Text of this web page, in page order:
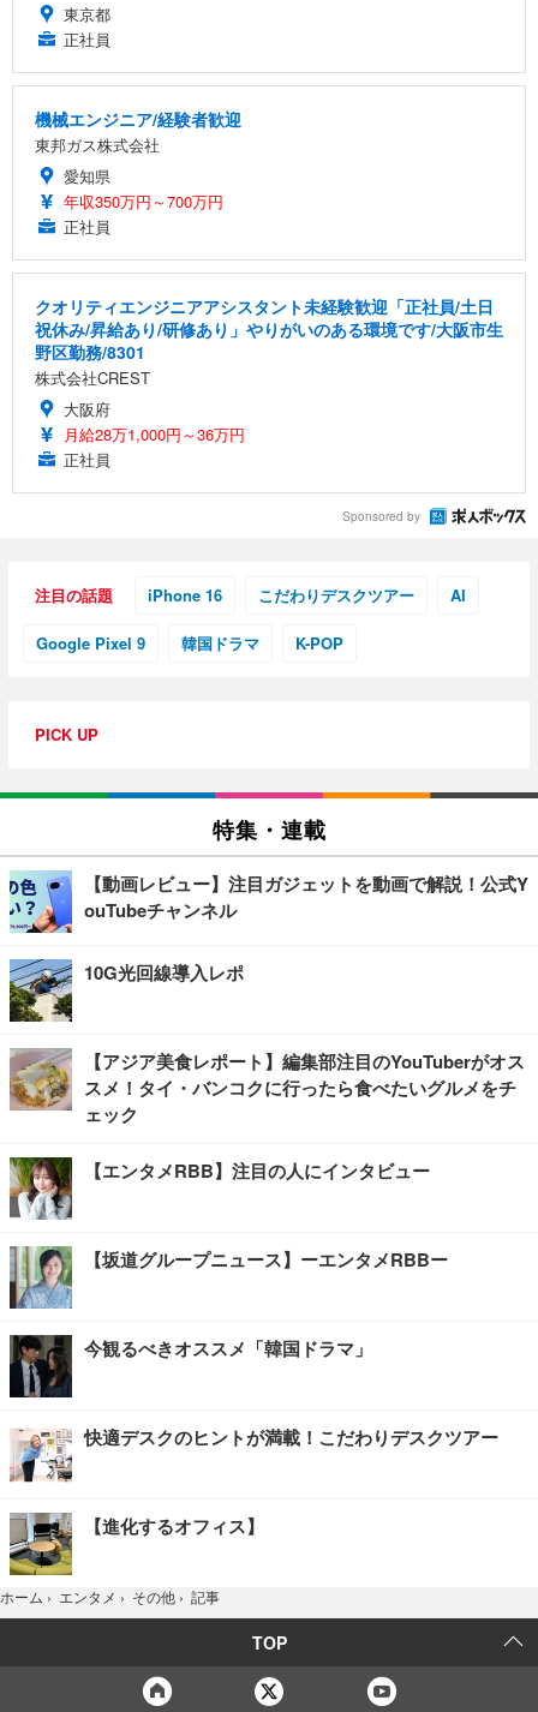
東京都
正社員
機械エンジニア/経験者歓迎
東邦ガス株式会社
愛知県
年収350万円～700万円
正社員
クオリティエンジニアアシスタント未経験歓迎「正社員/土日
祝休み/昇給あり/研修あり」やりがいのある環境です/大阪市生
野区勤務/8301
株式会社CREST
大阪府
月給28万1,000円～36万円
正社員
Sponsored by
注目の話題 iPhone 16 こだわりデスクツアー AI
Google Pixel 9 韓国ドラマ K-POP
PICK UP
特集・連載
【動画レビュー】注目ガジェットを動画で解説！公式Y
ouTubeチャンネル
10G光回線導入レポ
【アジア美食レポート】編集部注目のYouTuberがオス
スメ！タイ・バンコクに行ったら食べたいグルメをチ
ェック
【エンタメRBB】注目の人にインタビュー
【坂道グループニュース】ーエンタメRBBー
今観るべきオススメ「韓国ドラマ」
快適デスクのヒントが満載！こだわりデスクツアー
【進化するオフィス】
ホーム › エンタメ › その他 › 記事
TOP